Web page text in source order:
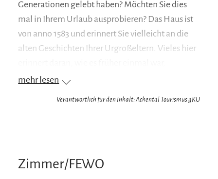
Generationen gelebt haben? Möchten Sie dies
mal in Ihrem Urlaub ausprobieren? Das Haus ist
von anno 1583 und erinnert Sie vielleicht an die
alten Geschichten Ihrer Urgroßeltern. Vieles hier
eingebettet in modernem Komfort, also ein
Hochgern, sowie das erhabene Felspanorama der
mehr lesen
Verantwortlich für den Inhalt: Achental Tourismus gKU
Zimmer/FEWO